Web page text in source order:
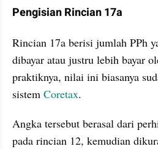
Pengisian Rincian 17a
Rincian 17a berisi jumlah PPh
dibayar atau justru lebih bayar
praktiknya, nilai ini biasanya
sistem Coretax.
Angka tersebut berasal dari
pada rincian 12, kemudian